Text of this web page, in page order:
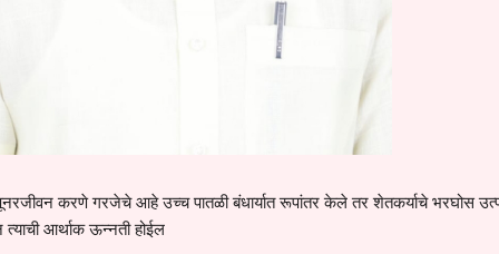
पूनरजीवन करणे गरजेचे आहे उच्च पातळी बंधार्यात रूपांतर केले तर शेतकर्याचे भरघोस
आर्थाक ऊन्नती होईल